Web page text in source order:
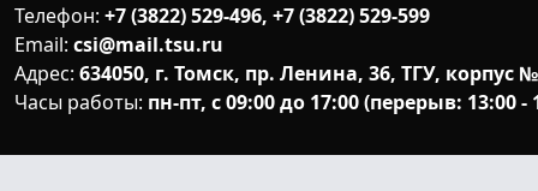
Телефон: +7 (3822) 529-496, +7 (3822) 529-599
Email: csi@mail.tsu.ru
Адрес: 634050, г. Томск, пр. Ленина, 36, ТГУ, корпус
Часы работы: пн-пт, с 09:00 до 17:00 (перерыв: 13:00 -